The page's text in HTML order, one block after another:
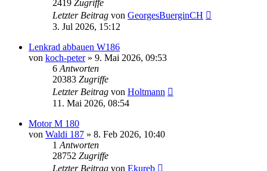
2419 Zugriffe
Letzter Beitrag von GeorgesBuerginCH
3. Jul 2026, 15:12
Lenkrad abbauen W186
von koch-peter» 9. Mai 2026, 09:53
6 Antworten
20383 Zugriffe
Letzter Beitrag von Holtmann
11. Mai 2026, 08:54
Motor M 180
von Waldi 187 » 8. Feb 2026, 10:40
1 Antworten
28752 Zugriffe
Letzter Beitrag von Ekureb